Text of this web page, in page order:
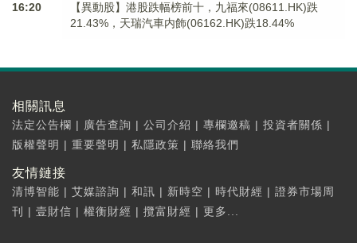
16:20
【異動股】港股跌幅榜前十，九福來(08611.HK)跌
21.43%，天瑞汽車内飾(06162.HK)跌18.44%
相關訊息
法定公告欄 | 廣告查詢 | 公司介紹 | 專欄邀稿 | 投資者關係 |
版權聲明 | 重要聲明 | 私隱政策 | 聯絡我們
友情鏈接
清博智能 | 艾媒諮詢 | 和訊 | 新時空 | 時代財經 | 證券市場周
刊
| 壹財信 | 權衡財經 | 攬富財經 | 更多...